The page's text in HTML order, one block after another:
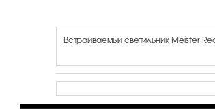
Встраиваемый светильник Meister